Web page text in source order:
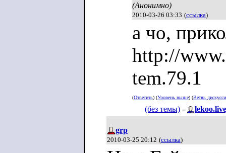
(Анонимно)
2010-03-26 03:33 (ссылка)
а чо,
http://
tem.79.1
(Ответить) (Уровень выше) (Ветвь
(без темы) -
grp
2010-03-25 20:12 (ссылка)